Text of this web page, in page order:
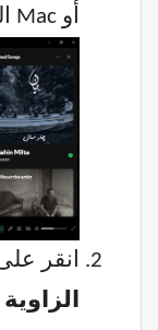
أو Mac الخاص بك.
انقر